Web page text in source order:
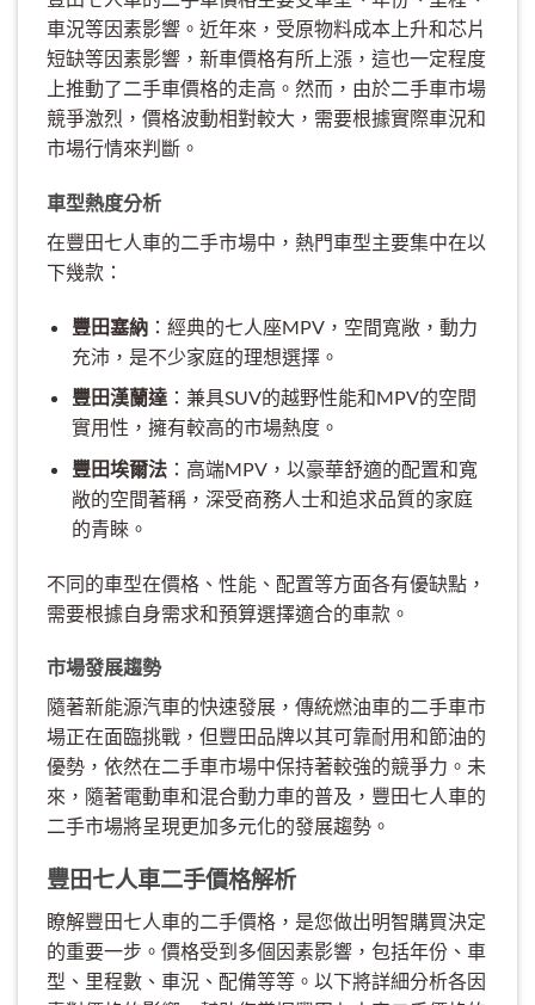
車況等因素影響。近年來，受原物料成本上升和芯片
短缺等因素影響，新車價格有所上漲，這也一定程度
上推動了二手車價格的走高。然而，由於二手車市場
競爭激烈，價格波動相對較大，需要根據實際車況和
市場行情來判斷。
車型熱度分析
在豐田七人車的二手市場中，熱門車型主要集中在以
下幾款：
豐田塞納：經典的七人座MPV，空間寬敞，動力
充沛，是不少家庭的理想選擇。
豐田漢蘭達：兼具SUV的越野性能和MPV的空間
實用性，擁有較高的市場熱度。
豐田埃爾法：高端MPV，以豪華舒適的配置和寬
敞的空間著稱，深受商務人士和追求品質的家庭
的青睞。
不同的車型在價格、性能、配置等方面各有優缺點，
需要根據自身需求和預算選擇適合的車款。
市場發展趨勢
隨著新能源汽車的快速發展，傳統燃油車的二手車市
場正在面臨挑戰，但豐田品牌以其可靠耐用和節油的
優勢，依然在二手車市場中保持著較強的競爭力。未
來，隨著電動車和混合動力車的普及，豐田七人車的
二手市場將呈現更加多元化的發展趨勢。
豐田七人車二手價格解析
瞭解豐田七人車的二手價格，是您做出明智購買決定
的重要一步。價格受到多個因素影響，包括年份、車
型、里程數、車況、配備等等。以下將詳細分析各因